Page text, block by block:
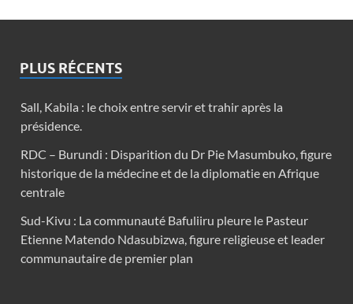
PLUS RÉCENTS
Sall, Kabila : le choix entre servir et trahir après la
présidence.
RDC – Burundi : Disparition du Dr Pie Masumbuko, figure
historique de la médecine et de la diplomatie en Afrique
centrale
Sud-Kivu : La communauté Bafuliiru pleure le Pasteur
Etienne Matendo Ndasubizwa, figure religieuse et leader
communautaire de premier plan